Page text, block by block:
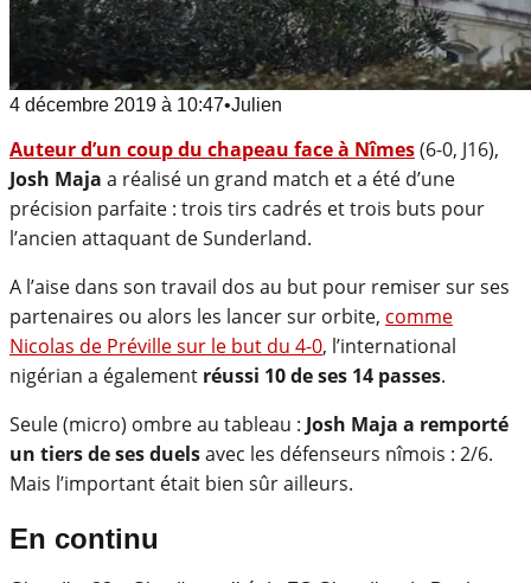
4 décembre 2019 à 10:47•Julien
Auteur d’un coup du chapeau face à Nîmes(6-0, J16),
Josh Maja a réalisé un grand match et a été d’une
précision parfaite : trois tirs cadrés et trois buts pour
l’ancien attaquant de Sunderland.
A l’aise dans son travail dos au but pour remiser sur ses
partenaires ou alors les lancer sur orbite, comme
Nicolas de Préville sur le but du 4-0, l’international
nigérian a également réussi 10 de ses 14 passes.
Seule (micro) ombre au tableau : Josh Maja a remporté
un tiers de ses duelsavec les défenseurs nîmois : 2/6.
Mais l’important était bien sûr ailleurs.
En continu